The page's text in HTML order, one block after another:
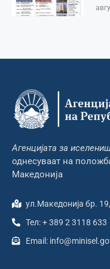
Агенцијата за
однесуваат на
Македонија
ул.Македонија бр.
Тел: + 389 2 3118 633
Email: